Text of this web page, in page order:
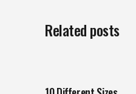
Related posts